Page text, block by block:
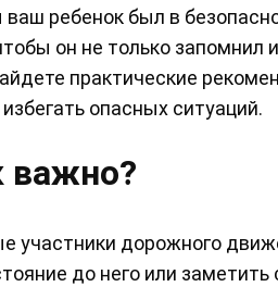
ребенок был в
он не только запомнил
практические
опасных ситуаций.
важно?
дорожного
до него или